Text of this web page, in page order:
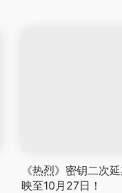
《热烈》密钥二次
映至10月27日！